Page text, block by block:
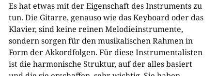
Es hat etwas mit der Eigenschaft des Instruments zu
tun. Die Gitarre, genauso wie das Keyboard oder das
Klavier, sind keine reinen Melodieinstrumente,
sondern sorgen für den musikalischen Rahmen in
Form der Akkordfolgen. Für diese Instrumentalisten
ist die harmonische Struktur, auf der alles basiert